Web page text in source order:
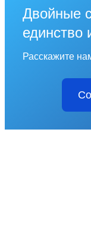
Двойные
единство
Расскажите